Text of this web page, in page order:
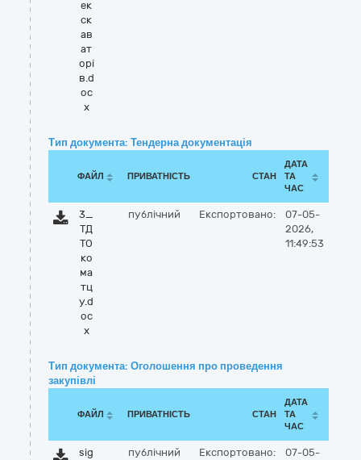
ек
ск
ав
ат
орі
в.d
oc
x
Тип документа: Тендерна документація
ФАЙЛ ПРИВАТНІСТЬ СТАН
ДАТА
ТА
ЧАС
3_
ТД
ТО
ко
ма
тц
у.d
oc
x
публічний Експортовано:
07-05-
2026,
11:49:53
Тип документа: Оголошення про проведення
закупівлі
ФАЙЛ ПРИВАТНІСТЬ СТАН
ДАТА
ТА
ЧАС
sig
публічний Експортовано:
07-05-